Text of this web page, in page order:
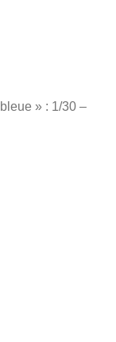
» : 1/30 –